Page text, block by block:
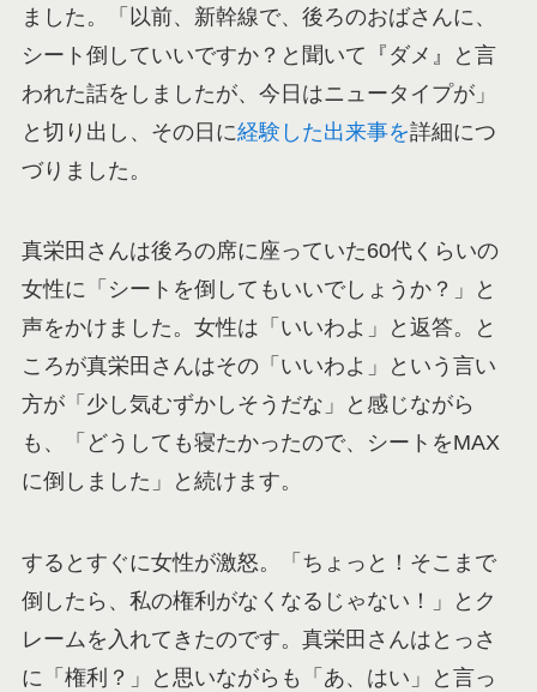
ました。「以前、新幹線で、後ろのおばさんに、
シート倒していいですか？と聞いて『ダメ』と言
われた話をしましたが、今日はニュータイプが」
と切り出し、その日に経験した出来事を詳細につ
づりました。
真栄田さんは後ろの席に座っていた60代くらいの
女性に「シートを倒してもいいでしょうか？」と
声をかけました。女性は「いいわよ」と返答。と
ころが真栄田さんはその「いいわよ」という言い
方が「少し気むずかしそうだな」と感じながら
も、「どうしても寝たかったので、シートをMAX
に倒しました」と続けます。
するとすぐに女性が激怒。「ちょっと！そこまで
倒したら、私の権利がなくなるじゃない！」とク
レームを入れてきたのです。真栄田さんはとっさ
に「権利？」と思いながらも「あ、はい」と言っ